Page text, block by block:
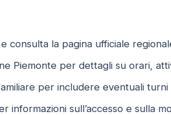
consulta la pagina ufficiale
Piemonte per dettagli su orari,
per includere eventuali
informazioni sull’accesso e sulla